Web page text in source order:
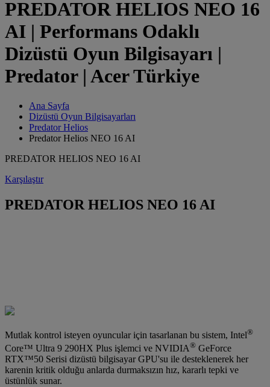
PREDATOR HELIOS NEO 16
AI | Performans Odaklı
Dizüstü Oyun Bilgisayarı |
Predator | Acer Türkiye
Ana Sayfa
Dizüstü Oyun Bilgisayarları
Predator Helios
Predator Helios NEO 16 AI
PREDATOR HELIOS NEO 16 AI
Karşılaştır
PREDATOR HELIOS NEO 16 AI
Mutlak kontrol isteyen oyuncular için tasarlanan bu sistem, Intel®
Core™ Ultra 9 290HX Plus işlemci ve NVIDIA® GeForce
RTX™50 Serisi dizüstü bilgisayar GPU'su ile desteklenerek her
karenin kritik olduğu anlarda durmaksızın hız, kararlı tepki ve
üstünlük sunar.